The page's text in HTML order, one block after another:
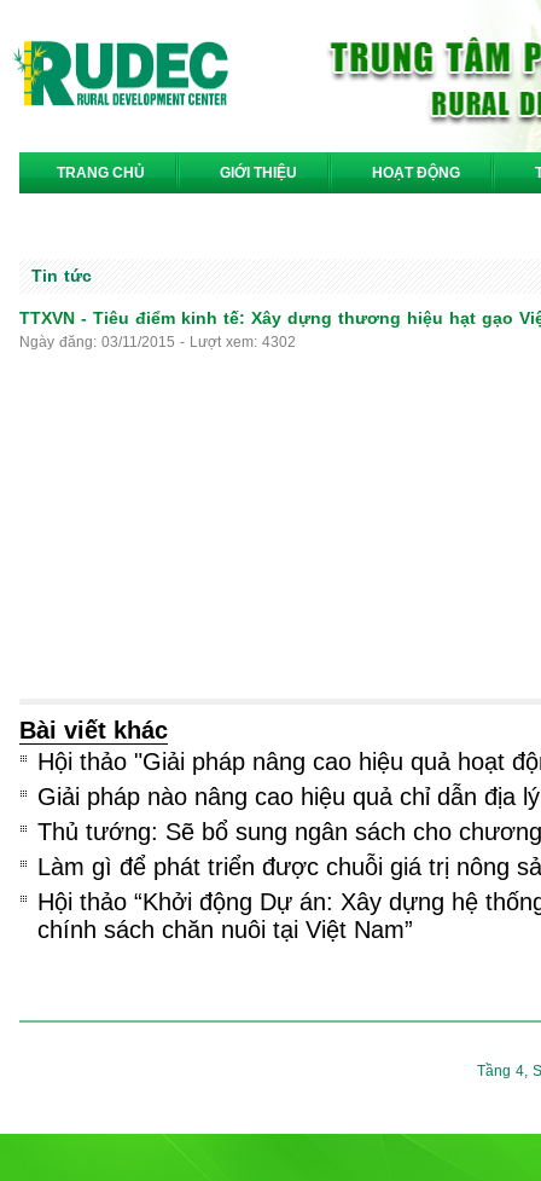
TRANG CHỦ GIỚI THIỆU HOẠT ĐỘNG
Tin tức
TTXVN - Tiêu điểm kinh tế: Xây dựng thương hiệu hạt gạo
Ngày đăng: 03/11/2015 - Lượt xem: 4302
Bài viết khác
Hội thảo "Giải pháp nâng cao hiệu quả hoạt
Giải pháp nào nâng cao hiệu quả chỉ dẫn địa
Thủ tướng: Sẽ bổ sung ngân sách cho
Làm gì để phát triển được chuỗi giá trị nông
Hội thảo “Khởi động Dự án: Xây dựng hệ
chính sách chăn nuôi tại Việt Nam”
Tầng 4,